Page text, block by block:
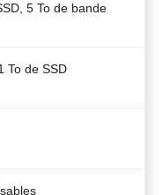
5 To de bande
To de SSD